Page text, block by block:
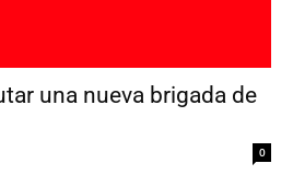
una nueva brigada de
0